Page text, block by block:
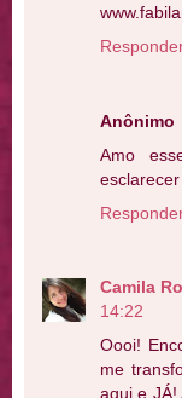
Anônimo
Amo
Camila
14:22
Oooi!
me
aqui e JÁ!